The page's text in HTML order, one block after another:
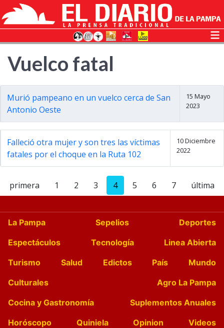
Vuelco fatal
Murió pampeano en un vuelco cerca de San
Antonio Oeste
15 Mayo
2023
Falleció otra mujer y son tres las víctimas
fatales por el choque en la Ruta 102
10 Diciembre
2022
primera 1 2 3 4 5 6 7 última
La Pampa Sepelios
Deportes
Espectáculos
Tecnología
Linea Abierta
Turismo
Salud Edictos País
Mundo
Culturales
Agro La Pampa
Cocina y Gastronomía
Suplementos Anuales
Horóscopo
Quiniela Opinion
Videos